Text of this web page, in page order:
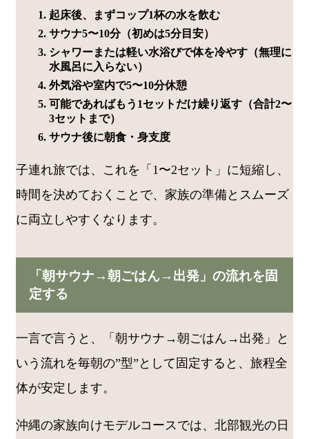
起床後、まずコップ1杯の水を飲む
サウナ5〜10分（初めは5分目安）
シャワーまたは軽い水浴びで体を冷やす（無理に
水風呂に入らない）
外気浴や室内で5〜10分休憩
可能であればもう1セットだけ繰り返す（合計2〜
3セットまで）
サウナ後に朝食・身支度
子連れ旅では、これを「1〜2セット」に短縮し、
時間を決めておくことで、家族の準備とスムーズ
に両立しやすくなります。
「朝サウナ→朝ごはん→出発」の流れを固
定する
一言で言うと、「朝サウナ→朝ごはん→出発」と
いう流れを毎朝の”型”として固定すると、旅程全
体が安定します。
沖縄の家族向けモデルコースでは、北部観光の日